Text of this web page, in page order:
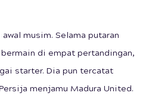
musim. Selama putaran
di empat pertandingan,
starter. Dia pun tercatat
menjamu Madura United.